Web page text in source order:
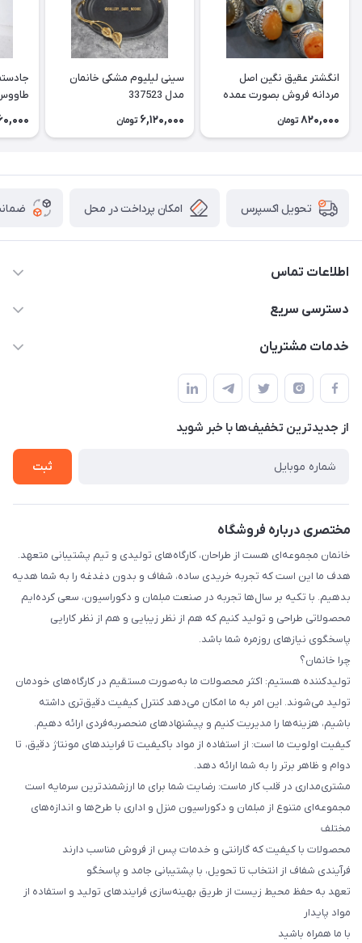
انگشتر عقیق نگین اصل
مردانه فروش بصورت عمده
3عدد هست فروش بصورت
820,000 تومان
سینی لیلیوم مشکی خانمان
مدل 337523
6,120,000 تومان
تحویل اکسپرس امکان پرداخت در محل
اطلاعات تماس
09124780957
دسترسی سریع
حساب کاربری
لیست محصولات
درباره ما
خدمات مشتریان
قوانین و مقررات
حریم خصوصی
راهنما
از جدید‌ترین تخفیف‌ها با‌ خبر شوید
ثبت
مختصری درباره فروشگاه
خانمان مجموعه‌ای هست از طراحان، کارگاه‌های تولیدی و تیم پشتیبانی متعهد.
هدف ما این است که تجربه خریدی ساده، شفاف و بدون دغدغه را به شما هدیه
بدهیم. با تکیه بر سال‌ها تجربه در صنعت مبلمان و دکوراسیون، سعی کرده‌ایم
محصولاتی طراحی و تولید کنیم که هم از نظر زیبایی و هم از نظر کارایی
پاسخگوی نیازهای روزمره شما باشد.
چرا خانمان؟
تولیدکننده هستیم: اکثر محصولات ما به‌صورت مستقیم در کارگاه‌های خودمان
تولید می‌شوند. این امر به ما امکان می‌دهد کنترل کیفیت دقیق‌تری داشته
باشیم، هزینه‌ها را مدیریت کنیم و پیشنهادهای منحصربه‌فردی ارائه دهیم.
کیفیت اولویت ما است: از استفاده از مواد باکیفیت تا فرایندهای مونتاژ دقیق، تا
دوام و ظاهر برتر را به شما ارائه دهد.
مشتری‌مداری در قلب کار ماست: رضایت شما برای ما ارزشمندترین سرمایه است
مجموعه‌ای متنوع از مبلمان و دکوراسیون منزل و اداری با طرح‌ها و اندازه‌های
مختلف
محصولات با کیفیت که گارانتی و خدمات پس از فروش مناسب دارند
فرآیندی شفاف از انتخاب تا تحویل، با پشتیبانی جامد و پاسخگو
تعهد به حفظ محیط زیست از طریق بهینه‌سازی فرایندهای تولید و استفاده از
مواد پایدار
با ما همراه باشید